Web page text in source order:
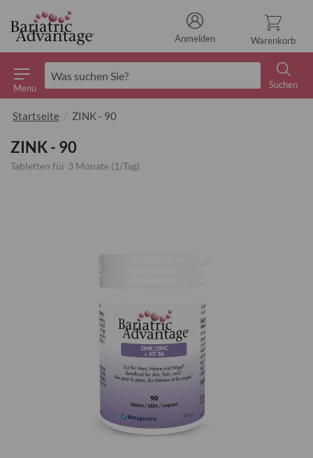
Menu
Suchen
Warenkorb
Anmelden
Startseite ZINK - 90
ZINK - 90
Tabletten für 3 Monate (1/Tag)